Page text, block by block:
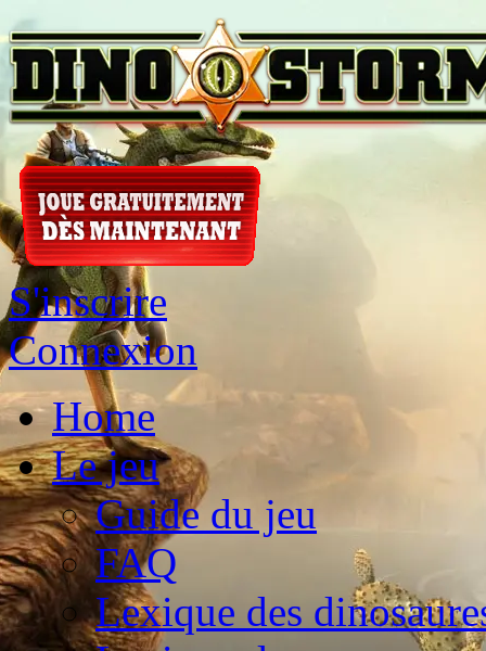
S'inscrire
Connexion
Home
Le jeu
Guide du jeu
FAQ
Lexique des